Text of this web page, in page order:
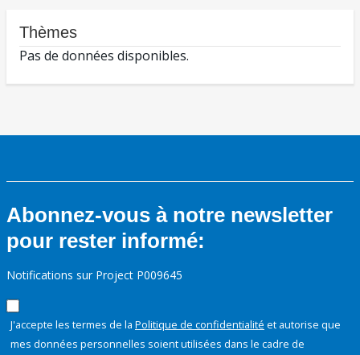
Thèmes
Pas de données disponibles.
Abonnez-vous à notre newsletter
pour rester informé:
Notifications sur Project P009645
J'accepte les termes de la Politique de confidentialité et autorise que
mes données personnelles soient utilisées dans le cadre de